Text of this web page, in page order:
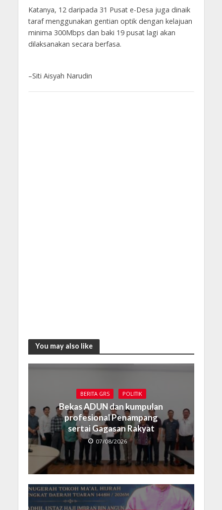
Katanya, 12 daripada 31 Pusat e-Desa juga dinaik
taraf menggunakan gentian optik dengan kelajuan
minima 300Mbps dan baki 19 pusat lagi akan
dilaksanakan secara berfasa.
–Siti Aisyah Narudin
You may also like
BERITA GRS POLITIK
Bekas ADUN dan kumpulan
profesional Penampang
sertai Gagasan Rakyat
07/08/2026